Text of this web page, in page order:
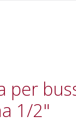
per
1/2"